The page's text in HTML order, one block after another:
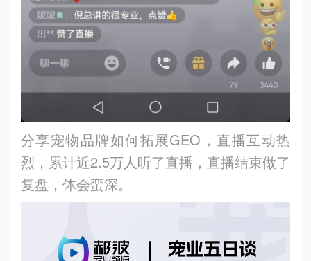
分享宠物品牌如何拓展GEO，直播互动热
烈，累计近2.5万人听了直播，直播结束做了
复盘，体会蛮深。